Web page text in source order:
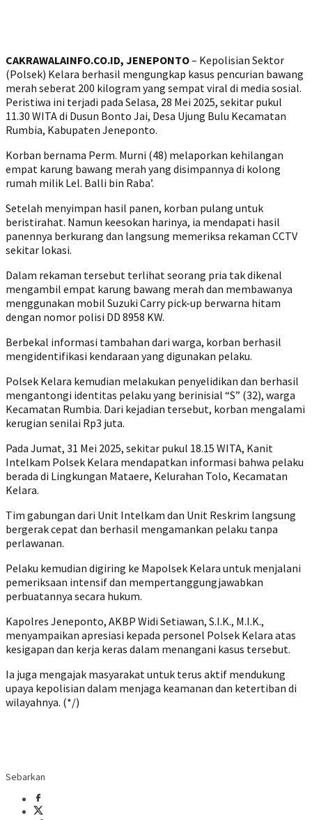
CAKRAWALAINFO.CO.ID, JENEPONTO– Kepolisian Sektor
(Polsek) Kelara berhasil mengungkap kasus pencurian bawang
merah seberat 200 kilogram yang sempat viral di media sosial.
Peristiwa ini terjadi pada Selasa, 28 Mei 2025, sekitar pukul
11.30 WITA di Dusun Bonto Jai, Desa Ujung Bulu Kecamatan
Rumbia, Kabupaten Jeneponto.
‎Korban bernama Perm. Murni (48) melaporkan kehilangan
empat karung bawang merah yang disimpannya di kolong
rumah milik Lel. Balli bin Raba’.
Setelah menyimpan hasil panen, korban pulang untuk
beristirahat. Namun keesokan harinya, ia mendapati hasil
panennya berkurang dan langsung memeriksa rekaman CCTV
sekitar lokasi.
‎Dalam rekaman tersebut terlihat seorang pria tak dikenal
mengambil empat karung bawang merah dan membawanya
menggunakan mobil Suzuki Carry pick-up berwarna hitam
dengan nomor polisi DD 8958 KW.
Berbekal informasi tambahan dari warga, korban berhasil
mengidentifikasi kendaraan yang digunakan pelaku.
‎Polsek Kelara kemudian melakukan penyelidikan dan berhasil
mengantongi identitas pelaku yang berinisial “S” (32), warga
Kecamatan Rumbia. Dari kejadian tersebut, korban mengalami
kerugian senilai Rp3 juta.
‎Pada Jumat, 31 Mei 2025, sekitar pukul 18.15 WITA, Kanit
Intelkam Polsek Kelara mendapatkan informasi bahwa pelaku
berada di Lingkungan Mataere, Kelurahan Tolo, Kecamatan
Kelara.
Tim gabungan dari Unit Intelkam dan Unit Reskrim langsung
bergerak cepat dan berhasil mengamankan pelaku tanpa
perlawanan.
‎Pelaku kemudian digiring ke Mapolsek Kelara untuk menjalani
pemeriksaan intensif dan mempertanggungjawabkan
perbuatannya secara hukum.
‎Kapolres Jeneponto, AKBP Widi Setiawan, S.I.K., M.I.K.,
menyampaikan apresiasi kepada personel Polsek Kelara atas
kesigapan dan kerja keras dalam menangani kasus tersebut.
Ia juga mengajak masyarakat untuk terus aktif mendukung
upaya kepolisian dalam menjaga keamanan dan ketertiban di
wilayahnya. (*/)
Sebarkan